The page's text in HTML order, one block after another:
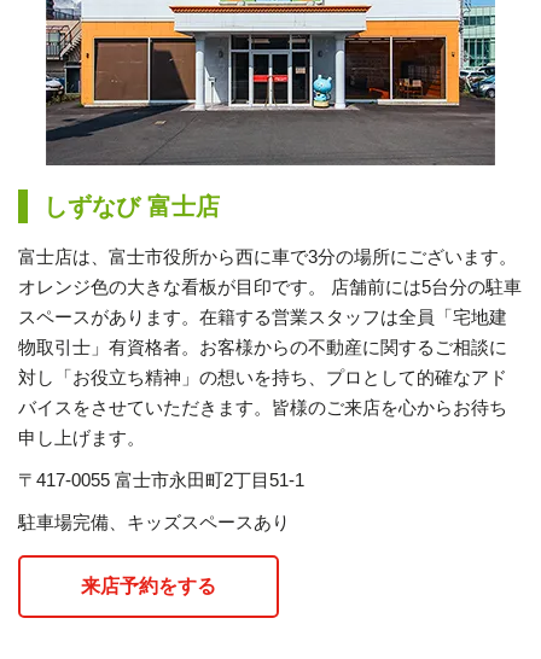
しずなび 富士店
富士店は、富士市役所から西に車で3分の場所にございます。
オレンジ色の大きな看板が目印です。 店舗前には5台分の駐車
スペースがあります。 在籍する営業スタッフは全員「宅地建
物取引士」有資格者。お客様からの不動産に関するご相談に
対し「お役立ち精神」の想いを持ち、プロとして的確なアド
バイスをさせていただきます。 皆様のご来店を心からお待ち
申し上げます。
〒417-0055 富士市永田町2丁目51-1
駐車場完備、キッズスペースあり
来店予約をする